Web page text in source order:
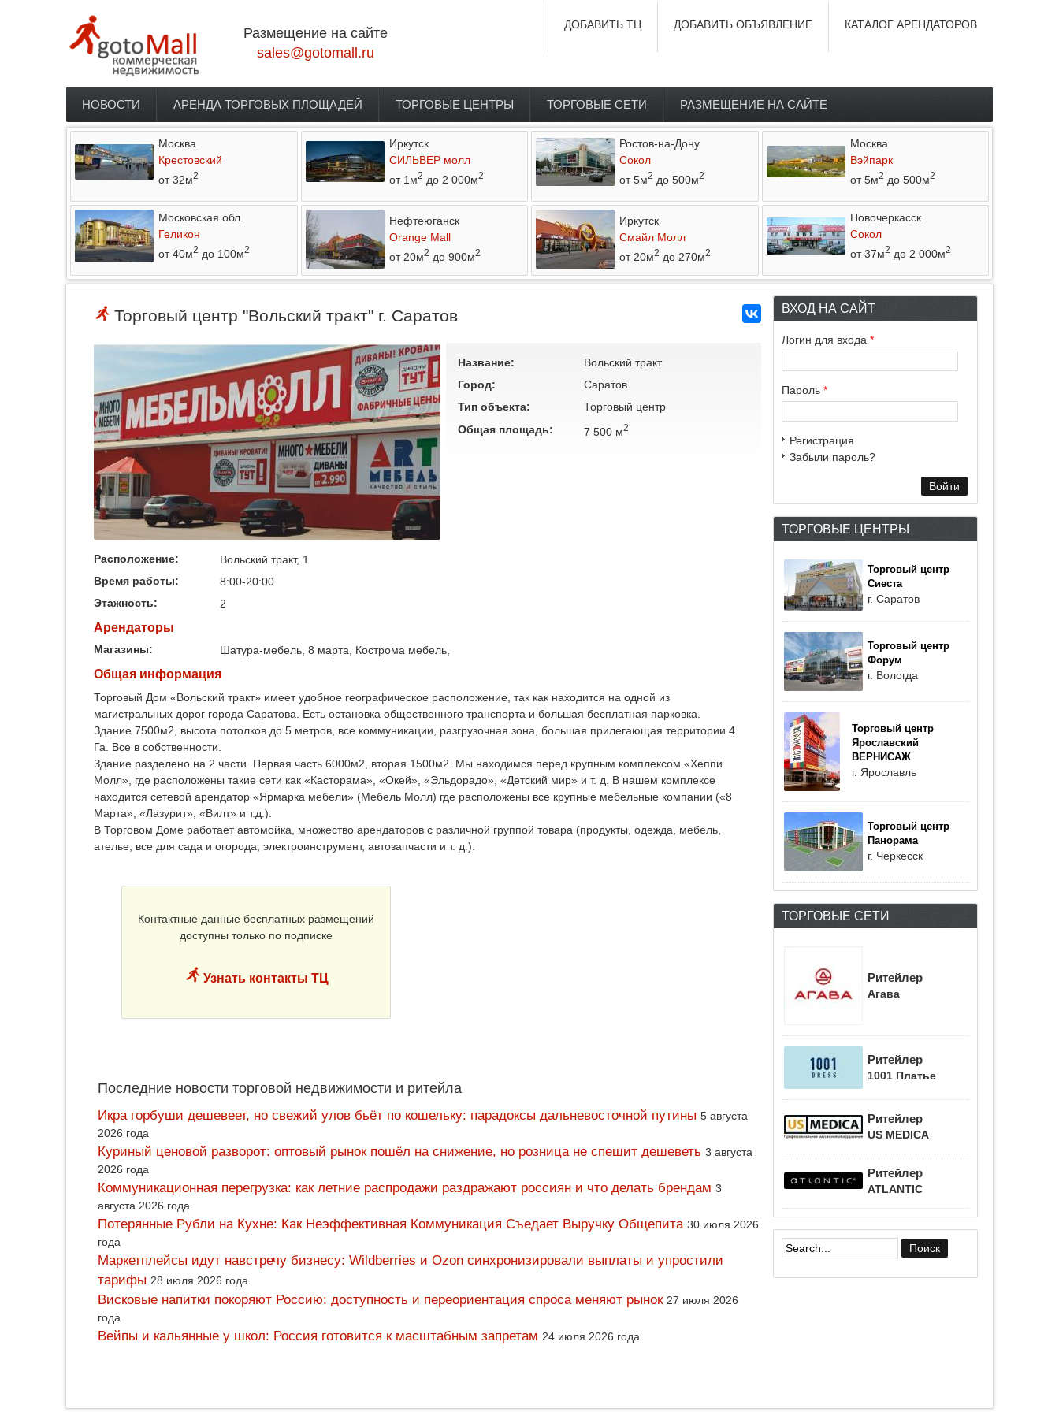
Размещение на сайте
sales@gotomall.ru
КАТАЛОГ АРЕНДАТОРОВ
ДОБАВИТЬ ОБЪЯВЛЕНИЕ
ДОБАВИТЬ ТЦ
Главное меню
НОВОСТИ АРЕНДА ТОРГОВЫХ ПЛОЩАДЕЙ ТОРГОВЫЕ ЦЕНТРЫ ТОРГОВЫЕ СЕТИ РАЗМЕЩЕНИЕ НА САЙТЕ
Москва
Крестовский
от 32м2
Иркутск
СИЛЬВЕР молл
от 1м2 до 2 000м2
Ростов-на-Дону
Сокол
от 5м2 до 500м2
Москва
Вэйпарк
от 5м2 до 500м2
Московская обл.
Геликон
от 40м2 до 100м2
Нефтеюганск
Orange Mall
от 20м2 до 900м2
Иркутск
Смайл Молл
от 20м2 до 270м2
Новочеркасск
Сокол
от 37м2 до 2 000м2
Торговый центр "Вольский тракт" г. Саратов
Название:
Вольский тракт
Город:
Саратов
Тип объекта:
Торговый центр
Общая площадь:
7 500 м2
Расположение:
Вольский тракт, 1
Время работы:
8:00-20:00
Этажность:
2
Арендаторы
Магазины: Шатура-мебель, 8 марта, Кострома мебель,
Общая информация
Торговый Дом «Вольский тракт» имеет удобное географическое расположение, так как находится на одной из
магистральных дорог города Саратова. Есть остановка общественного транспорта и большая бесплатная парковка.
Здание 7500м2, высота потолков до 5 метров, все коммуникации, разгрузочная зона, большая прилегающая территории 4
Га. Все в собственности.
Здание разделено на 2 части. Первая часть 6000м2, вторая 1500м2. Мы находимся перед крупным комплексом «Хеппи
Молл», где расположены такие сети как «Касторама», «Окей», «Эльдорадо», «Детский мир» и т. д. В нашем комплексе
находится сетевой арендатор «Ярмарка мебели» (Мебель Молл) где расположены все крупные мебельные компании («8
Марта», «Лазурит», «Вилт» и т.д.).
В Торговом Доме работает автомойка, множество арендаторов с различной группой товара (продукты, одежда, мебель,
ателье, все для сада и огорода, электроинструмент, автозапчасти и т. д.).
Контактные данные бесплатных размещений
доступны только по подписке
Узнать контакты ТЦ
Последние новости торговой недвижимости и ритейла
Икра горбуши дешевеет, но свежий улов бьёт по кошельку: парадоксы дальневосточной путины 5 августа
2026 года
Куриный ценовой разворот: оптовый рынок пошёл на снижение, но розница не спешит дешеветь 3 августа
2026 года
Коммуникационная перегрузка: как летние распродажи раздражают россиян и что делать брендам 3
августа 2026 года
Потерянные Рубли на Кухне: Как Неэффективная Коммуникация Съедает Выручку Общепита 30 июля 2026
года
Маркетплейсы идут навстречу бизнесу: Wildberries и Ozon синхронизировали выплаты и упростили
тарифы 28 июля 2026 года
Висковые напитки покоряют Россию: доступность и переориентация спроса меняют рынок 27 июля 2026
года
Вейпы и кальянные у школ: Россия готовится к масштабным запретам 24 июля 2026 года
ВХОД НА САЙТ
Логин для входа *
Пароль *
Регистрация
Забыли пароль?
ТОРГОВЫЕ ЦЕНТРЫ
Торговый центр
Сиеста
г. Саратов
Торговый центр
Форум
г. Вологда
Торговый центр
Ярославский
ВЕРНИСАЖ
г. Ярославль
Торговый центр
Панорама
г. Черкесск
ТОРГОВЫЕ СЕТИ
Ритейлер
Агава
Ритейлер
1001 Платье
Ритейлер
US MEDICA
Ритейлер
ATLANTIC
Форма поиска